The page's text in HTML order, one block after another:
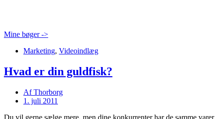
Mine bøger ->
Marketing, Videoindlæg
Hvad er din guldfisk?
AfThorborg
1. juli 2011
Du vil gerne sælge mere, men dine konkurrenter har de samme varer